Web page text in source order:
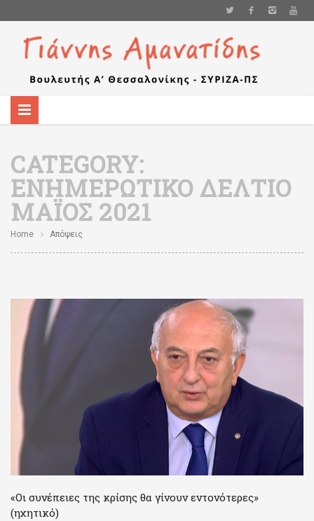
CATEGORY:
ΕΝΗΜΕΡΩΤΙΚΌ ΔΕΛΤΊΟ
ΜΆΙΟΣ 2021
Home Απόψεις
«Οι συνέπειες της κρίσης θα γίνουν εντονότερες»
(ηχητικό)